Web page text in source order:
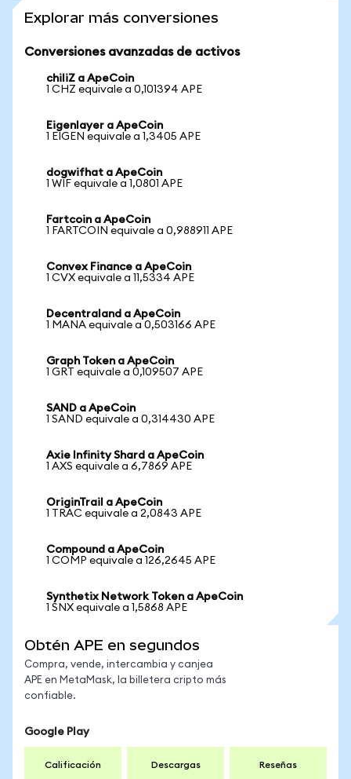
Explorar más conversiones
Conversiones avanzadas de activos
chiliZ a ApeCoin
1 CHZ equivale a 0,101394 APE
Eigenlayer a ApeCoin
1 EIGEN equivale a 1,3405 APE
dogwifhat a ApeCoin
1 WIF equivale a 1,0801 APE
Fartcoin a ApeCoin
1 FARTCOIN equivale a 0,988911 APE
Convex Finance a ApeCoin
1 CVX equivale a 11,5334 APE
Decentraland a ApeCoin
1 MANA equivale a 0,503166 APE
Graph Token a ApeCoin
1 GRT equivale a 0,109507 APE
SAND a ApeCoin
1 SAND equivale a 0,314430 APE
Axie Infinity Shard a ApeCoin
1 AXS equivale a 6,7869 APE
OriginTrail a ApeCoin
1 TRAC equivale a 2,0843 APE
Compound a ApeCoin
1 COMP equivale a 126,2645 APE
Synthetix Network Token a ApeCoin
1 SNX equivale a 1,5868 APE
Obtén APE en segundos
Compra, vende, intercambia y canjea
APE en MetaMask, la billetera cripto más
confiable.
Google Play
Calificación Descargas Reseñas